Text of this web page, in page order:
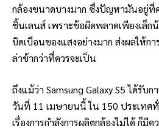
กล้องขนาดบางมาก ซึ่งปัญหามันอยู่ที่
ชิ้นเลนส์ เพราะข้อผิดพลาดเพียงเล็ก
บิดเบือนของแสงอย่างมาก ส่งผลให้ก
ล่าช้ากว่าที่ควรจะเป็น
ถึงแม้ว่า Samsung Galaxy S5 ได้รับ
วันที่ 11 เมษายนนี้ ใน 150 ประเทศ
เรื่องการกำลังการผลิตกล้องไม่ได้ ก็มี